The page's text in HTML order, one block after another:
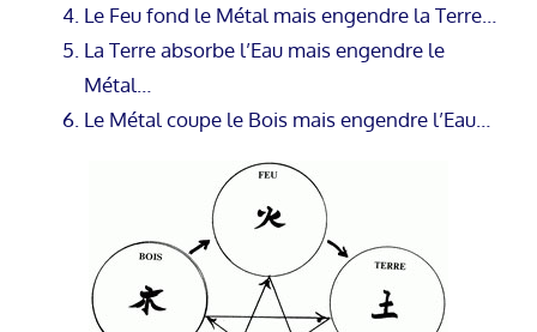
Le Feu fond le Métal mais engendre la Terre…
La Terre absorbe l’Eau mais engendre le
Métal…
Le Métal coupe le Bois mais engendre l’Eau…